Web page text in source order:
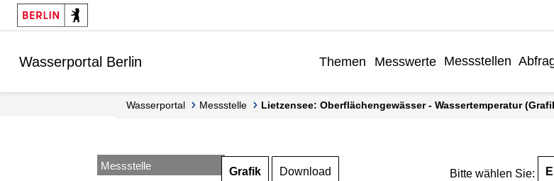
Springe zur Navigation
Springe zum Inhalt
Wasserportal Berlin Themen Messwerte Messstellen
Wasserportal Messstelle Lietzensee: Oberflächengewässer - Wassertemperatur
Messstelle
Grafik Download Bitte wählen Sie: